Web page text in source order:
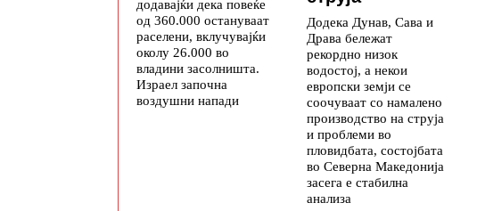
додавајќи дека повеќе
од 360.000 остануваат
раселени, вклучувајќи
околу 26.000 во
владини засолништа.
Израел започна
воздушни напади
Додека Дунав, Сава и
Драва бележат
рекордно низок
водостој, а некои
европски земји се
соочуваат со намалено
производство на струја
и проблеми во
пловидбата, состојбата
во Северна Македонија
засега е стабилна
анализа